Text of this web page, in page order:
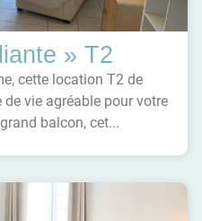
» T2
cette location T2 de
vie agréable pour votre
balcon, cet...